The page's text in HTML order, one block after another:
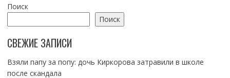
Поиск
Поиск
СВЕЖИЕ ЗАПИСИ
Взяли папу за попу: дочь Киркорова затравили в школе
после скандала